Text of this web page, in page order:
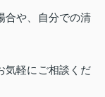
合や、自分での清
気軽にご相談くだ